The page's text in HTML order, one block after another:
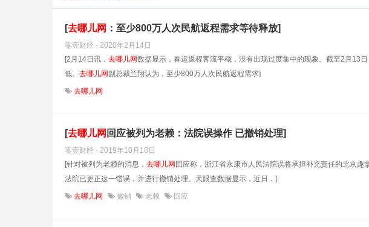
[去哪儿网 ：至少800万人次民航返程需求等待释放]
零壹财经 · 2020年2月14日
[2月14日讯， 去哪儿网数据显示，春运返程客流平稳，没有出现过度集中的现象。截至2月13日
低。 去哪儿网副总裁兰翔认为，至少800万人次民航返程需求]
去哪儿网
[去哪儿网 回应被列为老赖：法院误操作 已撤销处理]
零壹财经 · 2019年10月18日
[针对被列为老赖的消息， 去哪儿网 回应称，浙江省永康市人民法院误将承担补充责任的北京
法院已更正这一错误，并进行撤销处理。天眼查数据显示，近日，]
去哪儿网 撤销 老赖 回应